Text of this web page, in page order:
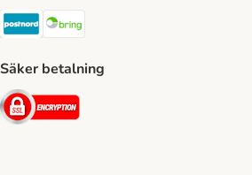
Postnord Shipping Method
Säker betalning
Security